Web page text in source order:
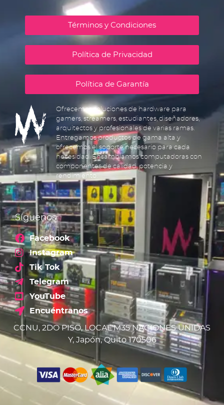
Términos y Condiciones
Política de Privacidad
Política de Garantía
Ofrecemos soluciones de hardware para
gamers, streamers, estudiantes, diseñadores,
arquitectos y profesionales de varias ramas.
Entregamos productos de gama alta y
ofrecemos el soporte necesario para cada
necesidad. Ensamblamos computadoras con
componentes de calidad, potencia y
rendimiento.
Síguenos
Facebook
Instagram
Tik Tok
Telegram
YouTube
Encuéntranos
CCNU, 2DO PISO, LOCAL M35 NACIONES UNIDAS
Y, Japón, Quito 170506